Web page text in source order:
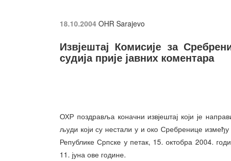
18.10.2004 OHR Sarajevo
Извјештај Комисије за
судија прије јавних коментара
ОХР поздравља коначни извјештај који је
људи који су нестали у и око Сребренице између
Републике Српске у петак, 15. октобра 2004.
11. јуна ове године.